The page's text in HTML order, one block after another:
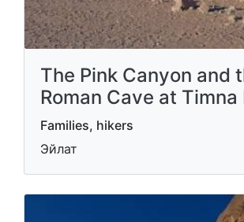
The Pink Canyon and
Roman Cave at Timna
Families, hikers
Эйлат